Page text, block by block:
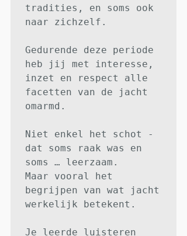
tradities, en soms ook
naar zichzelf.
Gedurende deze periode
heb jij met interesse,
inzet en respect alle
facetten van de jacht
omarmd.
Niet enkel het schot -
dat soms raak was en
soms … leerzaam.
Maar vooral het
begrijpen van wat jacht
werkelijk betekent.
Je leerde luisteren